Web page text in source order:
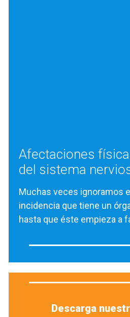
Afectaciones
del sistema
Muchas veces ignoramos
incidencia que tiene un
hasta que éste empieza a
Descarga